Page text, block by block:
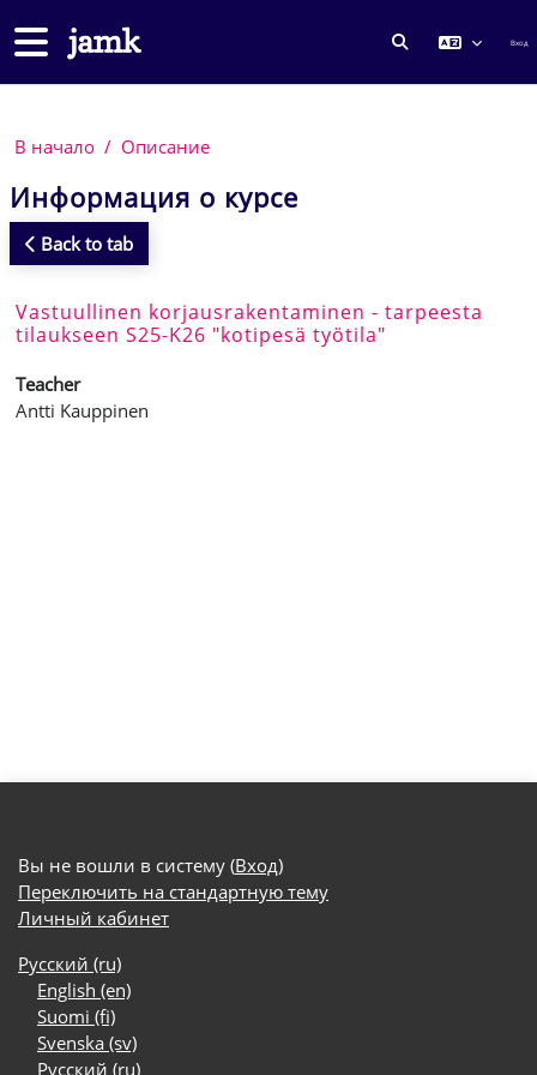
Боковая панель
ИЗМЕНИТЬ Вход
В начало Описание
Информация о курсе
Back to tab
Vastuullinen korjausrakentaminen - tarpeesta
tilaukseen S25-K26 "kotipesä työtila"
Teacher
Antti Kauppinen
Вы не вошли в систему (Вход)
Переключить на стандартную тему
Личный кабинет
Русский ‎(ru)‎
English ‎(en)‎
Suomi ‎(fi)‎
Svenska ‎(sv)‎
Русский ‎(ru)‎